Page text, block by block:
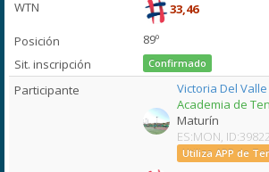
33,46
89º
Confirmado
Victoria Del
Academia de
Maturín
ES:MON,
Utiliza APP de